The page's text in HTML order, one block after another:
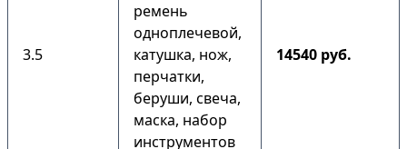
3.5
ремень
одноплечевой,
катушка, нож,
перчатки,
беруши, свеча,
маска, набор
инструментов
14540 руб.